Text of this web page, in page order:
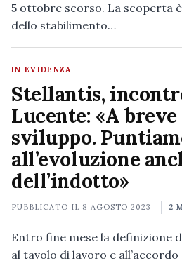
5 ottobre scorso. La scoperta
dello stabilimento…
IN EVIDENZA
Stellantis,
Lucente: «A
sviluppo.
all’evoluzione
dell’indotto»
PUBBLICATO IL 8 AGOSTO 2023 2
Entro fine mese la definizione
al tavolo di lavoro e